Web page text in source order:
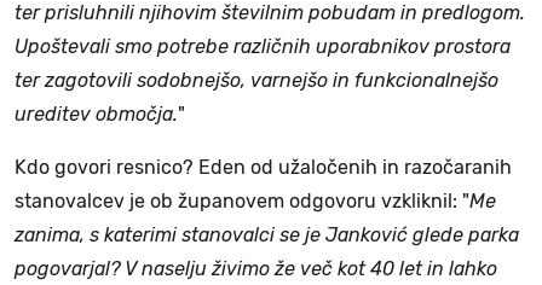
ter prisluhnili njihovim številnim pobudam in predlogom.
Upoštevali smo potrebe različnih uporabnikov prostora
ter zagotovili sodobnejšo, varnejšo in funkcionalnejšo
ureditev območja."
Kdo govori resnico? Eden od užaločenih in razočaranih
stanovalcev je ob županovem odgovoru vzkliknil: "Me
zanima, s katerimi stanovalci se je Janković glede parka
pogovarjal? V naselju živimo že več kot 40 let in lahko